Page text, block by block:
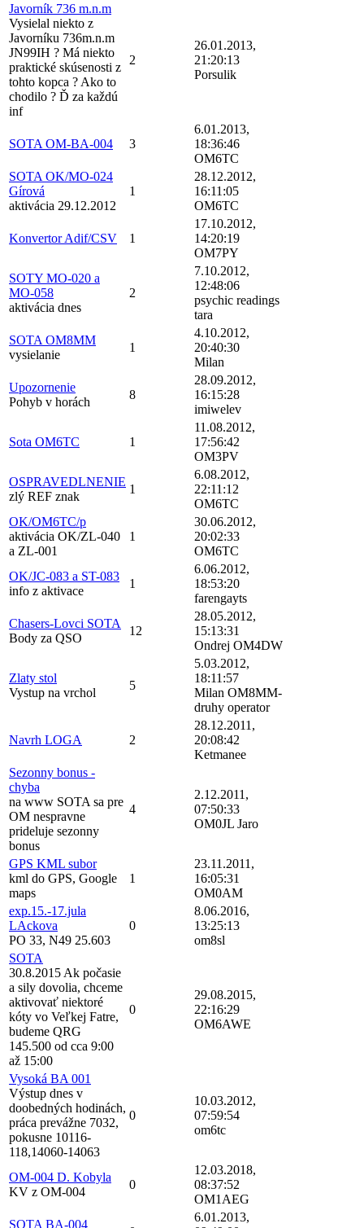
Javorník 736 m.n.m
Vysielal niekto z
Javorníku 736m.n.m
JN99IH ? Má niekto
praktické skúsenosti z
tohto kopca ? Ako to
chodilo ? Ď za každú
inf
2
26.01.2013,
21:20:13
Porsulik
SOTA OM-BA-004 3
6.01.2013,
18:36:46
OM6TC
SOTA OK/MO-024
Gírová
aktivácia 29.12.2012
1
28.12.2012,
16:11:05
OM6TC
Konvertor Adif/CSV 1
17.10.2012,
14:20:19
OM7PY
SOTY MO-020 a
MO-058
aktivácia dnes
2
7.10.2012,
12:48:06
psychic readings
tara
SOTA OM8MM
vysielanie
1
4.10.2012,
20:40:30
Milan
Upozornenie
Pohyb v horách
8
28.09.2012,
16:15:28
imiwelev
Sota OM6TC 1
11.08.2012,
17:56:42
OM3PV
OSPRAVEDLNENIE
zlý REF znak
1
6.08.2012,
22:11:12
OM6TC
OK/OM6TC/p
aktivácia OK/ZL-040
a ZL-001
1
30.06.2012,
20:02:33
OM6TC
OK/JC-083 a ST-083
info z aktivace
1
6.06.2012,
18:53:20
farengayts
Chasers-Lovci SOTA
Body za QSO
12
28.05.2012,
15:13:31
Ondrej OM4DW
Zlaty stol
Vystup na vrchol
5
5.03.2012,
18:11:57
Milan OM8MM-
druhy operator
Navrh LOGA 2
28.12.2011,
20:08:42
Ketmanee
Sezonny bonus -
chyba
na www SOTA sa pre
OM nespravne
prideluje sezonny
bonus
4
2.12.2011,
07:50:33
OM0JL Jaro
GPS KML subor
kml do GPS, Google
maps
1
23.11.2011,
16:05:31
OM0AM
exp.15.-17.jula
LAckova
PO 33, N49 25.603
0
8.06.2016,
13:25:13
om8sl
SOTA
30.8.2015 Ak počasie
a sily dovolia, chceme
aktivovať niektoré
kóty vo Veľkej Fatre,
budeme QRG
145.500 od cca 9:00
až 15:00
0
29.08.2015,
22:16:29
OM6AWE
Vysoká BA 001
Výstup dnes v
doobedných hodinách,
práca prevážne 7032,
pokusne 10116-
118,14060-14063
0
10.03.2012,
07:59:54
om6tc
OM-004 D. Kobyla
KV z OM-004
0
12.03.2018,
08:37:52
OM1AEG
SOTA BA-004
6.01.2013,